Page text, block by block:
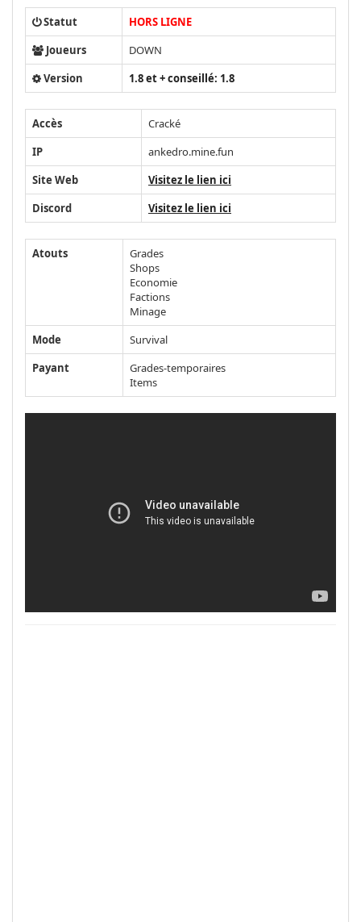
Statut
HORS LIGNE
Joueurs
DOWN
Version
1.8 et + conseillé: 1.8
Accès
Cracké
IP
ankedro.mine.fun
Site Web
Visitez le lien ici
Discord
Visitez le lien ici
Atouts
Grades
Shops
Economie
Factions
Minage
Mode
Survival
Payant
Grades-temporaires
Items